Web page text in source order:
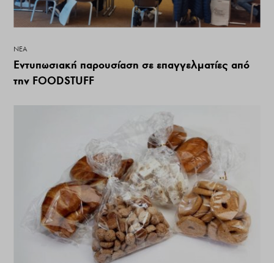
ΝΕΑ
Εντυπωσιακή παρουσίαση σε επαγγελματίες από
την FOODSTUFF